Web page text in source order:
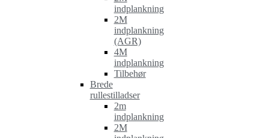
indplankning
2M
indplankning
(AGR)
4M
indplankning
Tilbehør
Brede
rullestilladser
2m
indplankning
2M